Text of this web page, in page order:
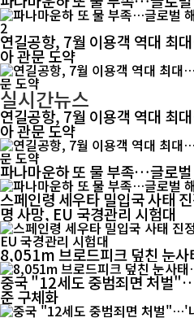
2
연길공항, 7월 이용객 역대 최
아 관문 도약
실시간뉴스
연길공항, 7월 이용객 역대 최
아 관문 도약
파나마운하 또 물 부족…글로
스페인령 세우타 밀입국 사태
명 사망, EU 국경관리 시험대
8,051m 브로드피크 덮친 눈
중국 "12세도 중범죄면 처벌
준 구체화